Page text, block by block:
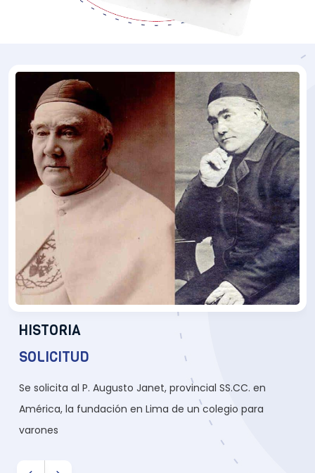
HISTORIA
SOLICITUD
Se solicita al P. Augusto Janet, provincial SS.CC. en
América, la fundación en Lima de un colegio para
varones